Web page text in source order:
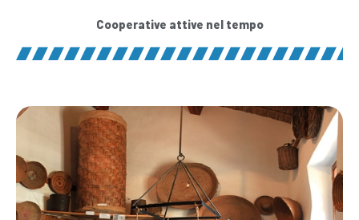
Cooperative attive nel tempo